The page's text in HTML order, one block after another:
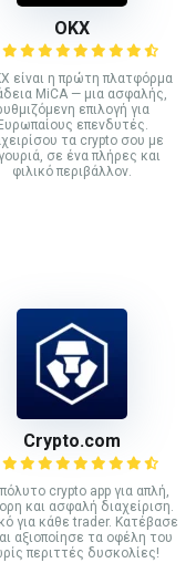
ΟΚΧ
είναι η πρώτη πλατφόρμα
MiCA — μια ασφαλής,
επιλογή για
επενδυτές.
τα crypto σου με
σε ένα πλήρες και
φιλικό περιβάλλον.
Crypto.com
crypto app για απλή,
και ασφαλή διαχείριση.
για κάθε trader. Κατέβασε
αξιοποίησε τα οφέλη του
περιττές δυσκολίες!